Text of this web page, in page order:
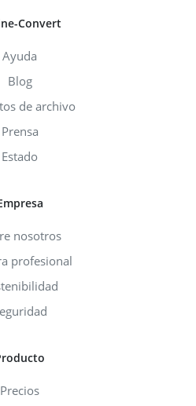
Convert
Ayuda
Blog
de archivo
Prensa
Estado
nosotros
profesional
Precios